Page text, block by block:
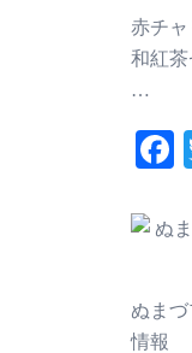
赤チャ
和紅
…
ぬま
情報